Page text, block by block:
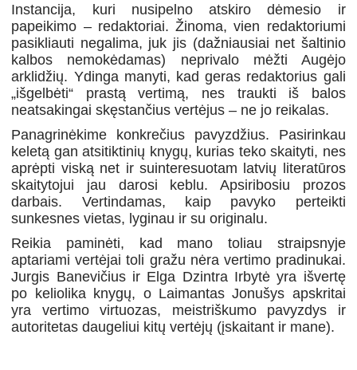
Instancija, kuri nusipelno atskiro dėmesio ir
papeikimo – redaktoriai. Žinoma, vien redaktoriumi
pasikliauti negalima, juk jis (dažniausiai net šaltinio
kalbos nemokėdamas) neprivalo mėžti Augėjo
arklidžių. Ydinga manyti, kad geras redaktorius gali
„išgelbėti“ prastą vertimą, nes traukti iš balos
neatsakingai skęstančius vertėjus – ne jo reikalas.
Panagrinėkime konkrečius pavyzdžius. Pasirinkau
keletą gan atsitiktinių knygų, kurias teko skaityti, nes
aprėpti viską net ir suinteresuotam latvių literatūros
skaitytojui jau darosi keblu. Apsiribosiu prozos
darbais. Vertindamas, kaip pavyko perteikti
sunkesnes vietas, lyginau ir su originalu.
Reikia paminėti, kad mano toliau straipsnyje
aptariami vertėjai toli gražu nėra vertimo pradinukai.
Jurgis Banevičius ir Elga Dzintra Irbytė yra išvertę
po keliolika knygų, o Laimantas Jonušys apskritai
yra vertimo virtuozas, meistriškumo pavyzdys ir
autoritetas daugeliui kitų vertėjų (įskaitant ir mane).